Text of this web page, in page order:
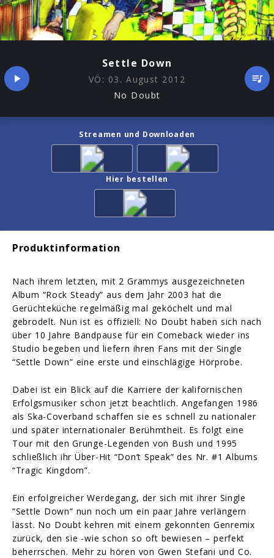
Settle Down
VÖ: 03. August 2012
No Doubt
Streamen und Downloaden
Hier bestellen
Produktinformation
Nach ihrem letzten, mit 2 Grammys ausgezeichneten
Album “Rock Steady” aus dem Jahr 2003 hat die
Gerüchteküche regelmäßig mal geköchelt und mal
gebrodelt. Nun ist es offiziell: No Doubt haben sich nach
über 10 Jahre Bandpause für ein Comeback wieder ins
Studio begeben und liefern ihren Fans mit der Single
“Settle Down” eine erste und einschlägige Hörprobe.
Dabei ist ein Blick auf die Karriere der kalifornischen
Erfolgsmusiker schon jetzt beachtlich. Angefangen 1986
als Ska-Coverband schaffen sie es schnell zu nationaler
und später internationaler Berühmtheit. Es folgt eine
Tour mit den Grunge-Legenden von Bush und 1995
schließlich ihr Über-Hit “Don’t Speak” des Nr. #1 Albums
“Tragic Kingdom”.
Ein erfolgreicher Werdegang, der sich mit ihrer Single
“Settle Down” nun noch um ein paar Jahre verlängern
lässt. No Doubt kehren mit einem gekonnten Genremix
zurück, den sie -wie schon so oft bewiesen – perfekt
beherrschen. Mehr zu hören von Gwen Stefani und Co.